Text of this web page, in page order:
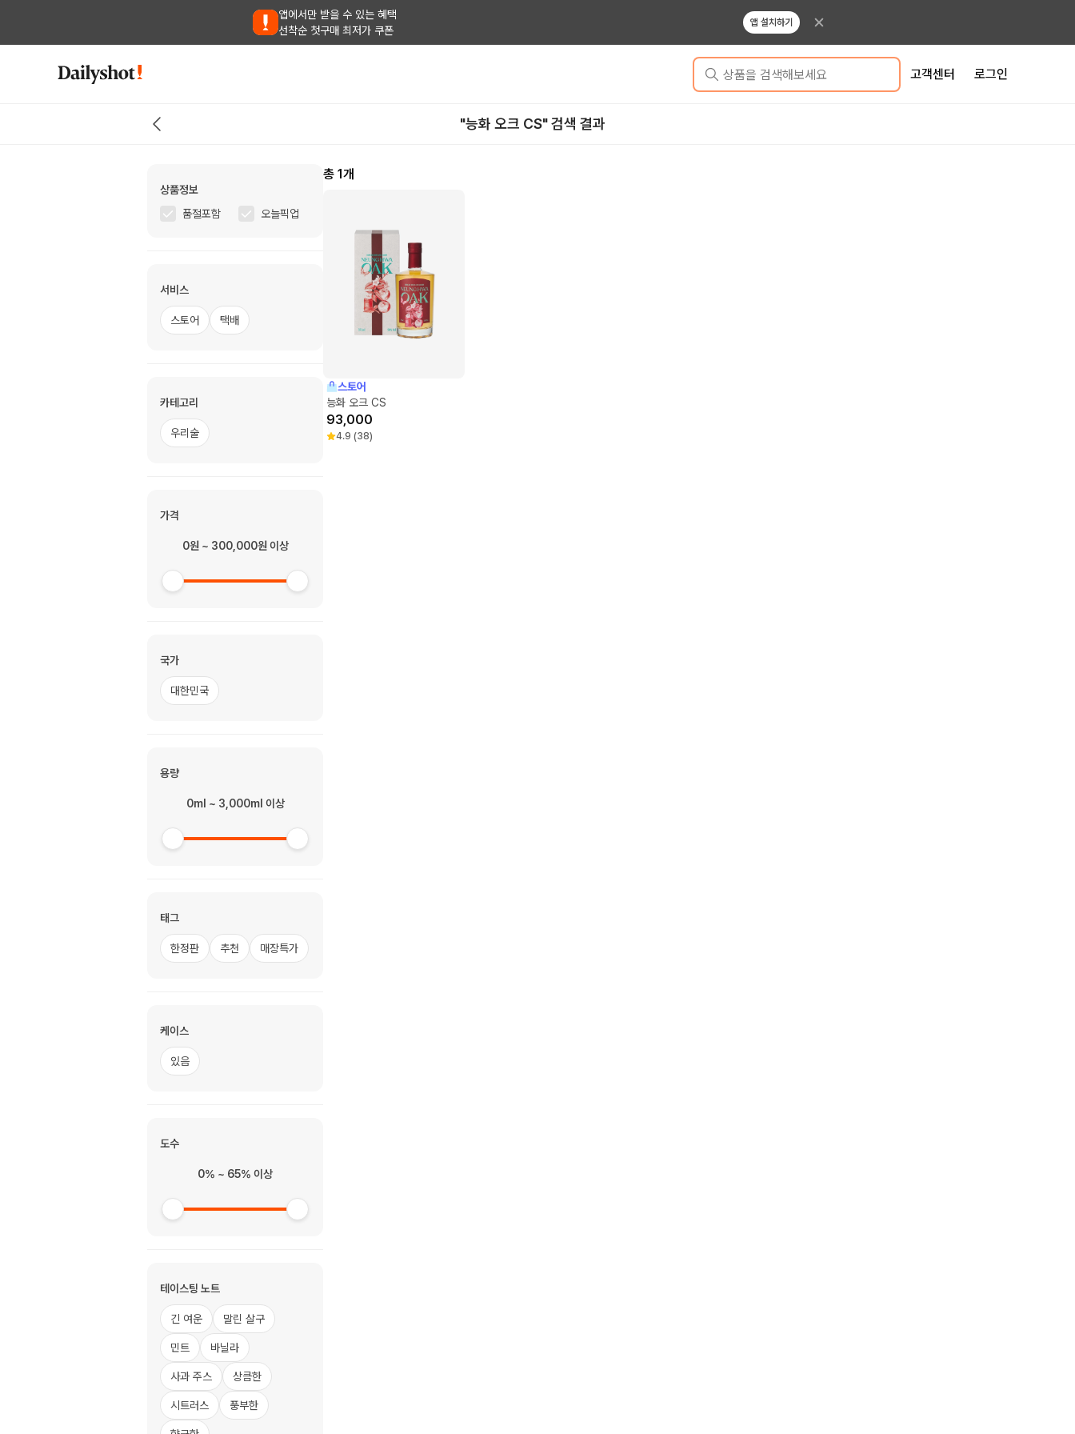
앱에서만 받을 수 있는 혜택
선착순 첫구매 최저가 쿠폰
앱 설치하기
상품을 검색해보세요 고객센터 로그인
"능화 오크 CS" 검색 결과
상품정보
품절포함
오늘픽업
서비스
스토어 택배
카테고리
우리술
가격
0원 ~ 300,000원 이상
국가
대한민국
용량
0ml ~ 3,000ml 이상
태그
한정판 추천 매장특가
케이스
있음
도수
0% ~ 65% 이상
테이스팅 노트
긴 여운 말린 살구
민트 바닐라
사과 주스 상큼한
시트러스 풍부한
총 1개
스토어
능화 오크 CS
93,000
4.9 (38)